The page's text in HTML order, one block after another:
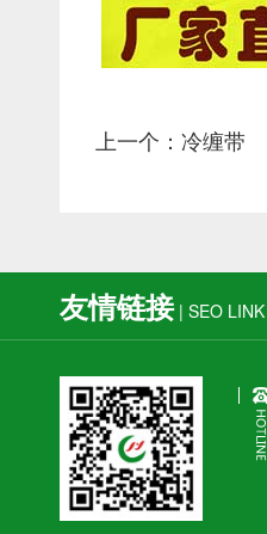
上一个：冷缠带
友情链接| SEO LINK